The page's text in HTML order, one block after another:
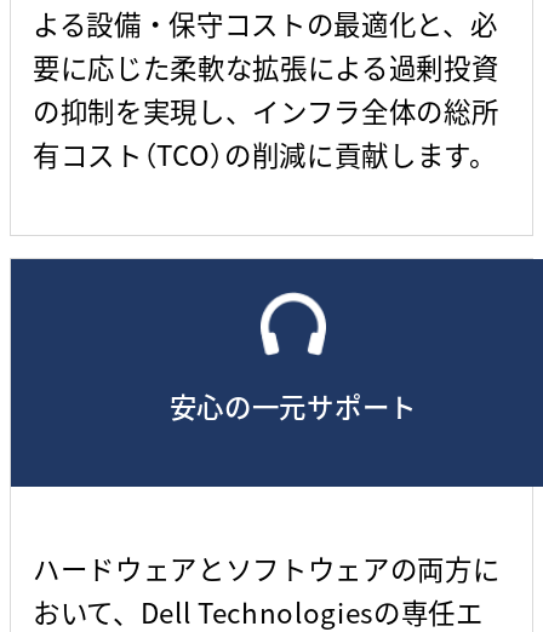
よる設備・保守コストの最適化と、必
要に応じた柔軟な拡張による過剰投資
の抑制を実現し、インフラ全体の総所
有コスト（TCO）の削減に貢献します。
安心の一元サポート
ハードウェアとソフトウェアの両方に
おいて、Dell Technologiesの専任エ